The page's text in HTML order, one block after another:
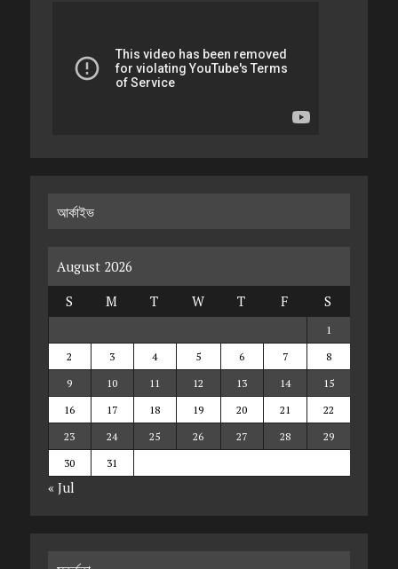
আর্কাইভ
August 2026
S
M T W T F S
1
2
3 4 5 6 7
8
9
10 11 12 13 14
15
16
17 18 19 20 21
22
23
24 25 26 27 28
29
30
31
« Jul